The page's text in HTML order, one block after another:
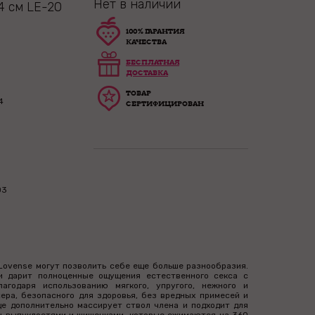
см LE-20 Нет в наличии
100% ГАРАНТИЯ
КАЧЕСТВА
БЕСПЛАТНАЯ
ДОСТАВКА
ТОВАР
СЕРТИФИЦИРОВАН
могут позволить себе еще больше разнообразия.
дарит полноценные ощущения естественного секса с
использованию мягкого, упругого, нежного и
безопасного для здоровья, без вредных примесей и
дополнительно массирует ствол члена и подходит для